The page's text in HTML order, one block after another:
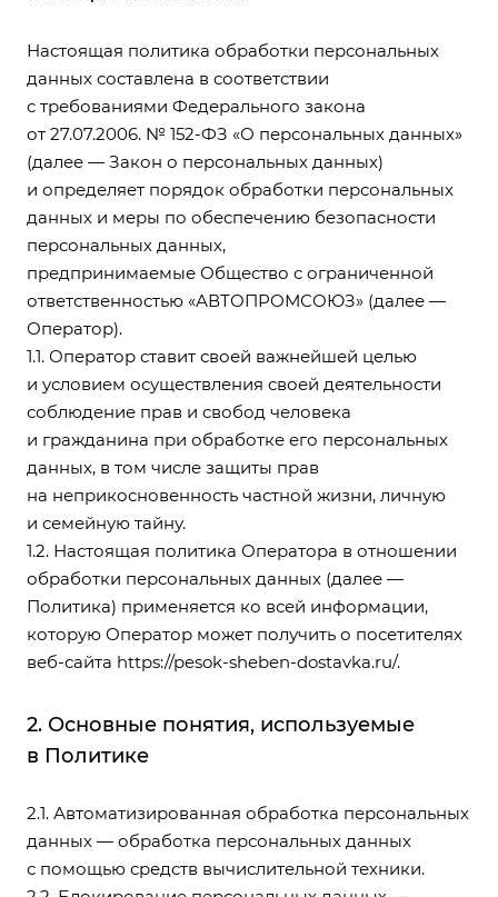
Настоящая политика обработки персональных
данных составлена в соответствии
с требованиями Федерального закона
от 27.07.2006. № 152-ФЗ «О персональных данных»
(далее — Закон о персональных данных)
и определяет порядок обработки персональных
данных и меры по обеспечению безопасности
персональных данных,
предпринимаемые Общество с ограниченной
ответственностью «АВТОПРОМСОЮЗ» (далее —
Оператор).
1.1. Оператор ставит своей важнейшей целью
и условием осуществления своей деятельности
соблюдение прав и свобод человека
и гражданина при обработке его персональных
данных, в том числе защиты прав
на неприкосновенность частной жизни, личную
и семейную тайну.
1.2. Настоящая политика Оператора в отношении
обработки персональных данных (далее —
Политика) применяется ко всей информации,
которую Оператор может получить о посетителях
веб-сайта https://pesok-sheben-dostavka.ru/.
2. Основные понятия, используемые
в Политике
2.1. Автоматизированная обработка персональных
данных — обработка персональных данных
с помощью средств вычислительной техники.